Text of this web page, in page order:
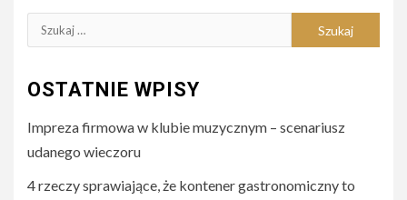
Szukaj:
OSTATNIE WPISY
Impreza firmowa w klubie muzycznym – scenariusz
udanego wieczoru
4 rzeczy sprawiające, że kontener gastronomiczny to